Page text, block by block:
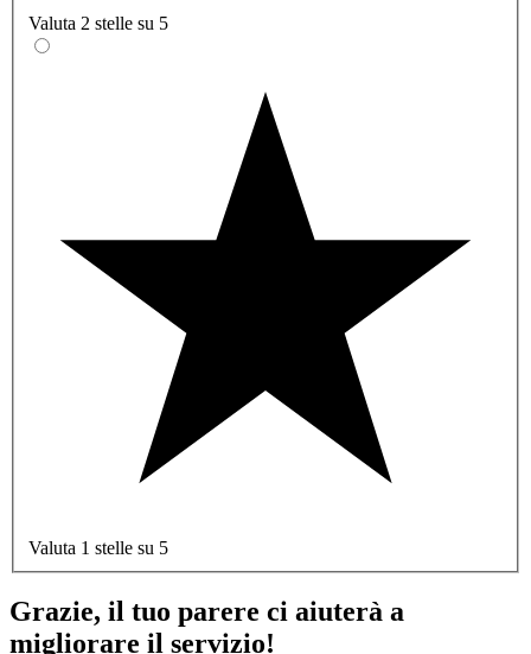
Valuta 2 stelle su 5
Valuta 1 stelle su 5
Grazie, il tuo parere ci aiuterà a
migliorare il servizio!